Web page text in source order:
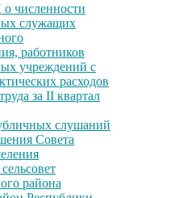
численности
служащих
работников
учреждений с
расходов
за II квартал
слушаний
Совета
района